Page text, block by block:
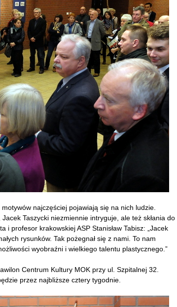
najczęściej pojawiają się na nich ludzie.
Taszycki niezmiennie intryguje, ale też skłania do
i profesor krakowskiej ASP Stanisław Tabisz: „Jacek
rysunków. Tak pożegnał się z nami. To nam
wyobraźni i wielkiego talentu plastycznego.”
Centrum Kultury MOK przy ul. Szpitalnej 32.
przez najbliższe cztery tygodnie.